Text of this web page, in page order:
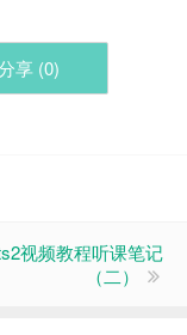
享 (0)
视频教程听课笔记
（二）